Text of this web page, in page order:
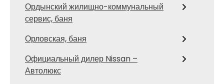
Ордынский жилищно-коммунальный
сервис, баня
Орловская, баня
Официальный дилер Nissan –
Автолюкс